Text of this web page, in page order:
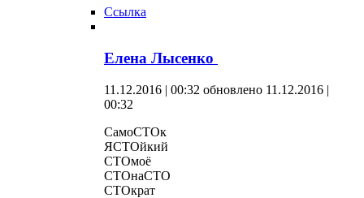
Ссылка
Елена Лысенко
11.12.2016 | 00:32 обновлено 11.12.2016 |
00:32
СамоСТОк
ЯСТОйкий
СТОмоё
СТОнаСТО
СТОкрат